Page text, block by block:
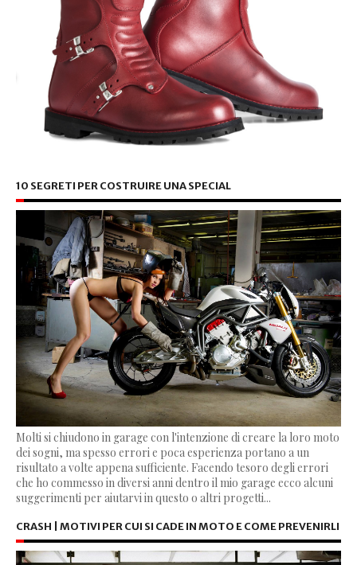
10 SEGRETI PER COSTRUIRE UNA SPECIAL
Molti si chiudono in garage con l'intenzione di creare la loro moto
dei sogni, ma spesso errori e poca esperienza portano a un
risultato a volte appena sufficiente. Facendo tesoro degli errori
che ho commesso in diversi anni dentro il mio garage ecco alcuni
suggerimenti per aiutarvi in questo o altri progetti...
CRASH | MOTIVI PER CUI SI CADE IN MOTO E COME PREVENIRLI